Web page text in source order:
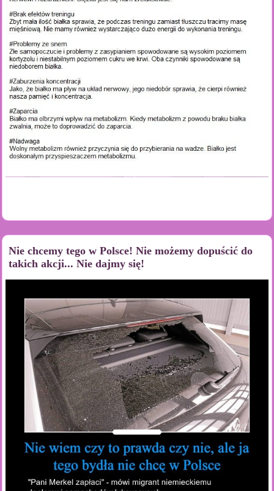
Nie chcemy tego w Polsce! Nie możemy dopuścić do
takich akcji... Nie dajmy się!